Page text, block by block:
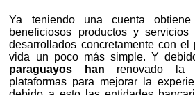
Ya teniendo una cuenta
beneficiosos productos y
desarrollados concretamente con
vida un poco más simple. Y
paraguayos han renovado la
plataformas para mejorar la